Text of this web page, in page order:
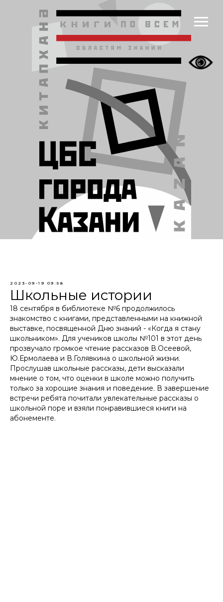
2023-09-19 09:58
Школьные истории
18 сентября в библиотеке №6 продолжилось
знакомство с книгами, представленными на книжной
выставке, посвященной Дню знаний - «Когда я стану
школьником». Для учеников школы №101 в этот день
прозвучало громкое чтение рассказов В.Осеевой,
Ю.Ермолаева и В.Голявкина о школьной жизни.
Прослушав школьные рассказы, дети высказали
мнение о том, что оценки в школе можно получить
только за хорошие знания и поведение. В завершение
встречи ребята почитали увлекательные рассказы о
школьной поре и взяли понравившиеся книги на
абонементе.